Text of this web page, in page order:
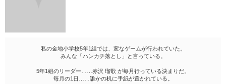
私の金地小学校5年1組では、変なゲームが行われていた。
みんな「ハンカチ落とし」と言っている。
5年1組のリーダー……赤沢 瑠歌 が毎月行っている決まりだ。
毎月の1日……誰かの机に手紙が置かれている。